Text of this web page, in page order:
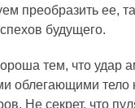
преобразить ее,
будущего.
тем, что удар
облегающими тело
Не секрет, что